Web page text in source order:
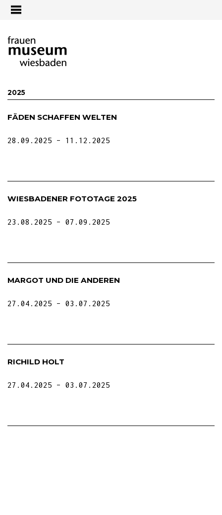
2025
FÄDEN SCHAFFEN WELTEN
28.09.2025 11.12.2025
WIESBADENER FOTOTAGE 2025
23.08.2025 07.09.2025
MARGOT UND DIE ANDEREN
27.04.2025 03.07.2025
RICHILD HOLT
27.04.2025 03.07.2025